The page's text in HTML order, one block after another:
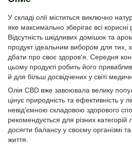
У складі олії міститься виключно
яке максимально зберігає всі
Відсутність шкідливих домішок та
продукт ідеальним вибором для тих,
дбати про своє здоров'я. Середня
цьому продукті робить його
й для більш досвідчених у світі
Олія CBD вже завоювала велику
цінує природність та ефективність у
невід'ємною складовою здорового
рекомендується для різних категорій
досягти балансу у своєму організмі
життя.